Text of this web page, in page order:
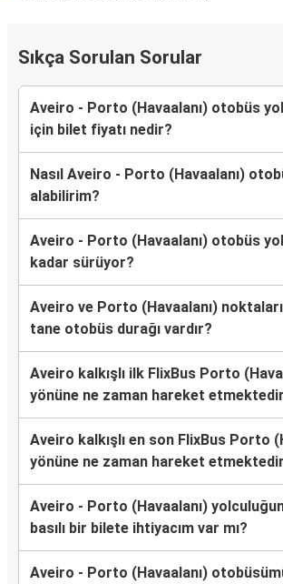
Sıkça Sorulan Sorular
Aveiro - Porto (Havaalanı) otobüs
için bilet fiyatı nedir?
Nasıl Aveiro - Porto (Havaalanı)
alabilirim?
Aveiro - Porto (Havaalanı) otobüs
kadar sürüyor?
Aveiro ve Porto (Havaalanı)
tane otobüs durağı vardır?
Aveiro kalkışlı ilk FlixBus Porto
yönüne ne zaman hareket
Aveiro kalkışlı en son FlixBus Porto
yönüne ne zaman hareket
Aveiro - Porto (Havaalanı)
basılı bir bilete ihtiyacım var mı?
Aveiro - Porto (Havaalanı)